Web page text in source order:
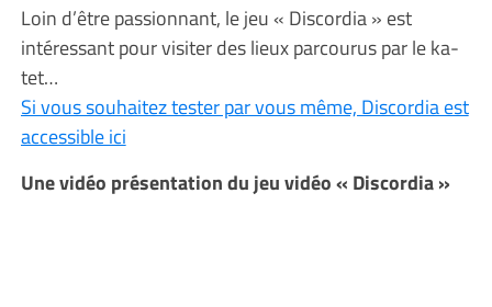
Loin d’être passionnant, le jeu « Discordia » est
intéressant pour visiter des lieux parcourus par le ka-
tet…
Si vous souhaitez tester par vous même, Discordia est
accessible ici
Une vidéo présentation du jeu vidéo « Discordia »